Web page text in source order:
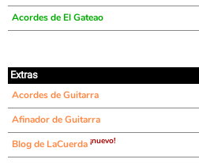
Acordes de El Gateao
Extras
Acordes de Guitarra
Afinador de Guitarra
Blog de LaCuerda ¡nuevo!